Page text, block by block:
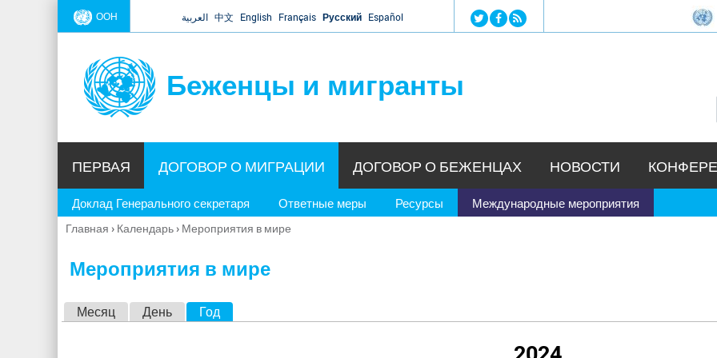
Jump to navigation
ООН العربية 中文 English Français Русский Español
Беженцы и мигранты
ПЕРВАЯ ДОГОВОР О МИГРАЦИИ
Доклад Генерального секретаря Ответные меры Ресурсы Международные мероприятия
ДОГОВОР О БЕЖЕНЦАХ НОВОСТИ
Вы
Главная › Календарь› Мероприятия в мире
Мероприятия в мире
Месяц День Год